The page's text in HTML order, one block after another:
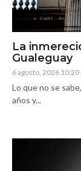
La
Gualeguay
6 agosto, 2026 10:20
Lo que no se
años y...